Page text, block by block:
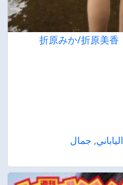
折原みか/折原美香
, جمال